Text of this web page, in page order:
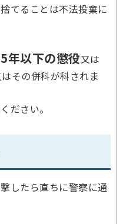
てることは不法投棄に
5年以下の懲役又は
その併科が科されま
ださい。
したら直ちに警察に通